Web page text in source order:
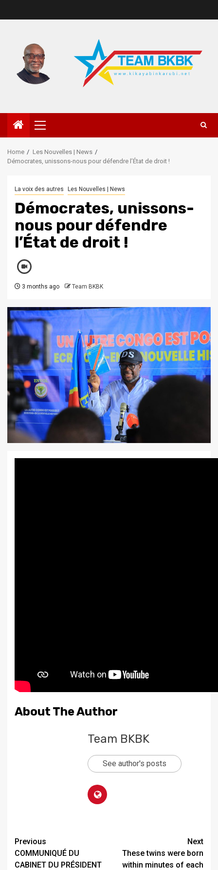
Home
Les Nouvelles | News
Démocrates, unissons-nous pour défendre l’État de droit !
La voix des autres Les Nouvelles | News
Démocrates, unissons-
nous pour défendre
l’État de droit !
3 months ago Team BKBK
About The Author
Team BKBK
See author's posts
Previous
COMMUNIQUÉ DU
CABINET DU PRÉSIDENT
Next
These twins were born
within minutes of each